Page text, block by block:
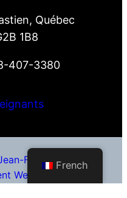
Québec
1B8
407-3380
François Blais
Web
French